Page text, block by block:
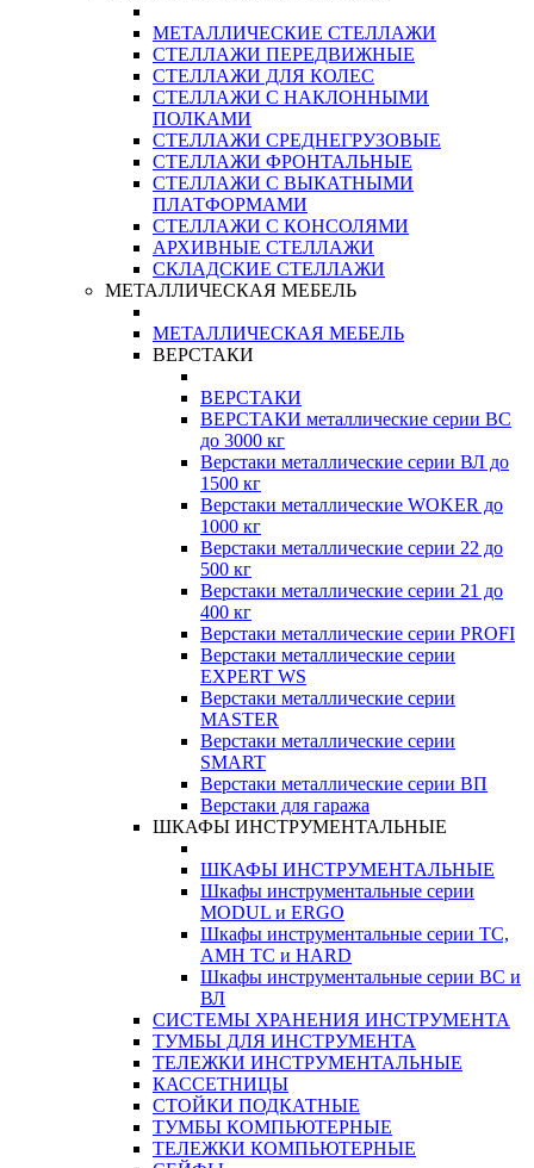
МЕТАЛЛИЧЕСКИЕ СТЕЛЛАЖИ
СТЕЛЛАЖИ ПЕРЕДВИЖНЫЕ
СТЕЛЛАЖИ ДЛЯ КОЛЕС
СТЕЛЛАЖИ С НАКЛОННЫМИ
ПОЛКАМИ
СТЕЛЛАЖИ СРЕДНЕГРУЗОВЫЕ
СТЕЛЛАЖИ ФРОНТАЛЬНЫЕ
СТЕЛЛАЖИ С ВЫКАТНЫМИ
ПЛАТФОРМАМИ
СТЕЛЛАЖИ С КОНСОЛЯМИ
АРХИВНЫЕ СТЕЛЛАЖИ
СКЛАДСКИЕ СТЕЛЛАЖИ
МЕТАЛЛИЧЕСКАЯ МЕБЕЛЬ
МЕТАЛЛИЧЕСКАЯ МЕБЕЛЬ
ВЕРСТАКИ
ВЕРСТАКИ
ВЕРСТАКИ металлические серии ВС
до 3000 кг
Верстаки металлические серии ВЛ до
1500 кг
Верстаки металлические WOKER до
1000 кг
Верстаки металлические серии 22 до
500 кг
Верстаки металлические серии 21 до
400 кг
Верстаки металлические серии PROFI
Верстаки металлические серии
EXPERT WS
Верстаки металлические серии
MASTER
Верстаки металлические серии
SMART
Верстаки металлические серии ВП
Верстаки для гаража
ШКАФЫ ИНСТРУМЕНТАЛЬНЫЕ
ШКАФЫ ИНСТРУМЕНТАЛЬНЫЕ
Шкафы инструментальные серии
MODUL и ERGO
Шкафы инструментальные серии ТС,
АМН ТС и HARD
Шкафы инструментальные серии ВС и
ВЛ
СИСТЕМЫ ХРАНЕНИЯ ИНСТРУМЕНТА
ТУМБЫ ДЛЯ ИНСТРУМЕНТА
ТЕЛЕЖКИ ИНСТРУМЕНТАЛЬНЫЕ
КАССЕТНИЦЫ
СТОЙКИ ПОДКАТНЫЕ
ТУМБЫ КОМПЬЮТЕРНЫЕ
ТЕЛЕЖКИ КОМПЬЮТЕРНЫЕ